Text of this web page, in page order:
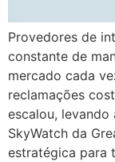
Provedores de
constante de
mercado cada
reclamações
escalou, levando
SkyWatch da
estratégica para